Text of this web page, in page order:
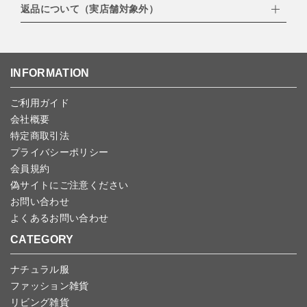
・PayPay
・NP後払い
北海道：1,400円
沖縄：1,400円
ご注文日当日から翌日のAM9:00までにご連絡頂いた場合はキャン
セルは可能です。
ンセルしていただいた後、ご希望の商品のみ再度ご注文お願いしま
予約商品など一部キャンセルが出来ない場合がございます。あらか
じめご了承ください。
返品について（実店舗対象外）
こちらよりご依頼ください。
INFORMATION
ご利用ガイド
会社概要
特定商取引法
プライバシーポリシー
会員規約
偽サイトにご注意ください
お問い合わせ
よくあるお問い合わせ
CATEGORY
ナチュラル服
ファッション雑貨
リビング雑貨